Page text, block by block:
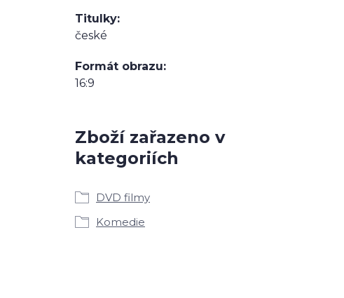
Titulky
české
Formát obrazu
16:9
Zboží zařazeno v
kategoriích
DVD filmy
Komedie